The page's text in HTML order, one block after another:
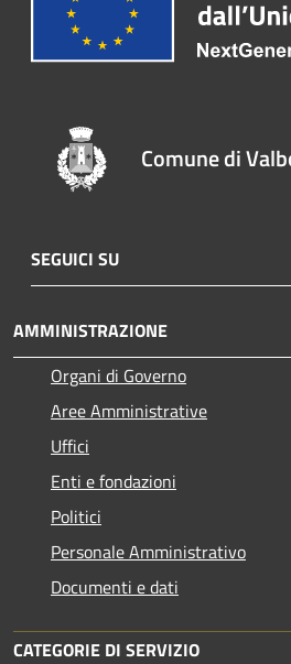
Comune di
SEGUICI SU
AMMINISTRAZIONE
Organi di Governo
Aree Amministrative
Uffici
Enti e fondazioni
Politici
Personale Amministrativo
Documenti e dati
CATEGORIE DI SERVIZIO